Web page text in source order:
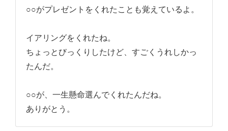
○○がプレゼントをくれたことも覚えているよ。
イアリングをくれたね。
ちょっとびっくりしたけど、すごくうれしかっ
たんだ。
○○が、一生懸命選んでくれたんだね。
ありがとう。